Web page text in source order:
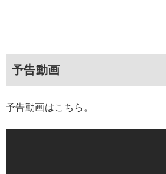
予告動画
予告動画はこちら。